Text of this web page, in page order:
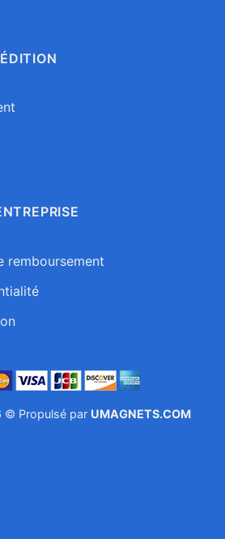
remboursement
© Propulsé par UMAGNETS.COM